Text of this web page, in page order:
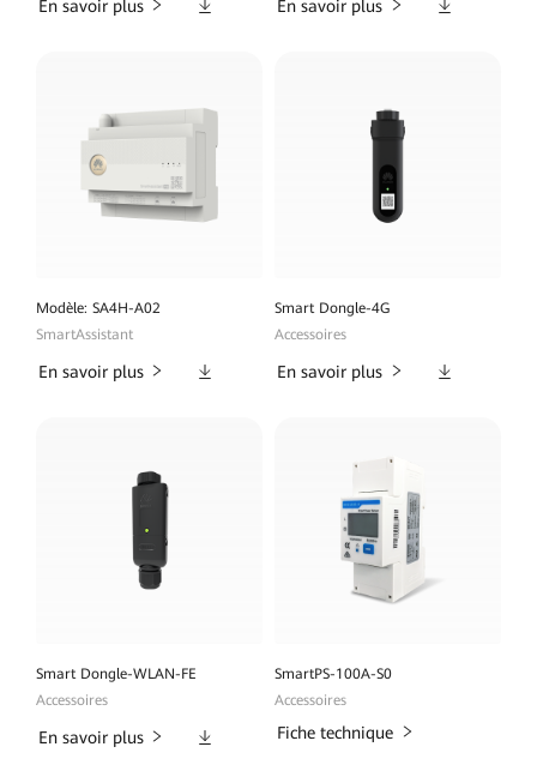
En savoir plus En savoir plus
Modèle: SA4H-A02
SmartAssistant
En savoir plus Téléchargements
Smart Dongle-4G
Accessoires
En savoir plus
Smart Dongle-WLAN-FE
Accessoires
En savoir plus Téléchargements
SmartPS-100A-S0
Accessoires
Fiche technique